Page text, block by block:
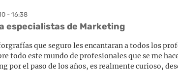
- 16:38
especialistas de Marketing
que seguro les encantaran a todos los
todo este mundo de profesionales que se me
por el paso de los años, es realmente curioso,